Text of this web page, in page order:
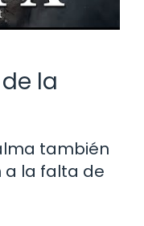
la
también
a la falta de